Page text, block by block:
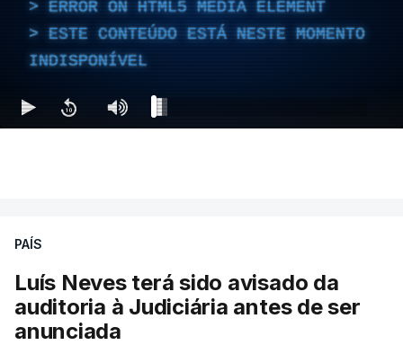
ERROR ON HTML5 MEDIA ELEMENT
ESTE CONTEÚDO ESTÁ NESTE MOMENTO
INDISPONÍVEL
PAÍS
Luís Neves terá sido avisado da
auditoria à Judiciária antes de ser
anunciada